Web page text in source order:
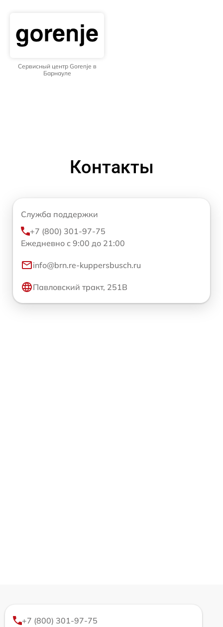
Сервисный центр Gorenje в
Барнауле
Контакты
Служба поддержки
+7 (800) 301-97-75
Ежедневно с 9:00 до 21:00
info@brn.re-kuppersbusch.ru
Павловский тракт, 251В
+7 (800) 301-97-75